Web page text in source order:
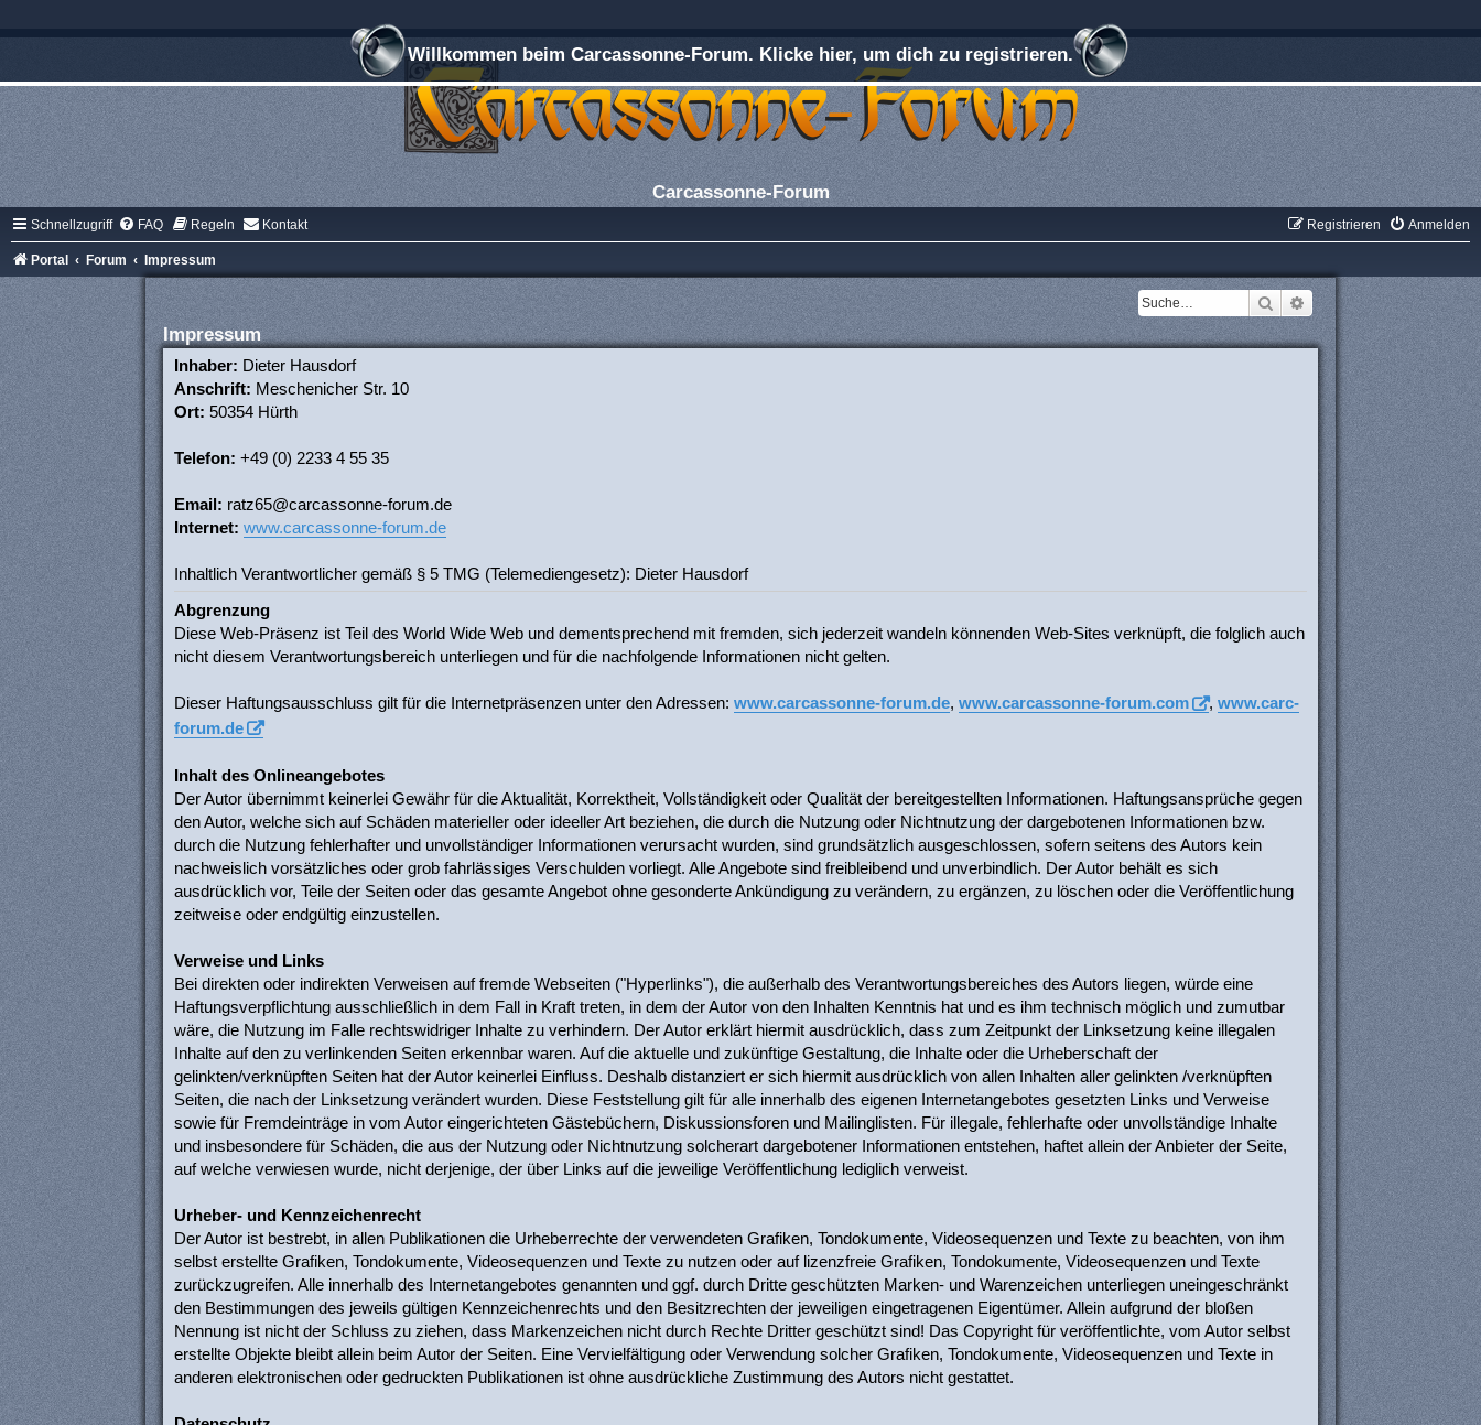
Willkommen beim Carcassonne-Forum. Klicke hier, um dich zu registrieren.
Carcassonne-Forum
Schnellzugriff FAQ Regeln Kontakt Anmelden
Registrieren
Portal Forum Impressum
Suche
Erweiterte Suche
Impressum
Inhaber: Dieter Hausdorf
Anschrift: Meschenicher Str. 10
Ort: 50354 Hürth
Telefon: +49 (0) 2233 4 55 35
Email: ratz65@carcassonne-forum.de
Internet: www.carcassonne-forum.de
Inhaltlich Verantwortlicher gemäß § 5 TMG (Telemediengesetz): Dieter Hausdorf
Abgrenzung
Diese Web-Präsenz ist Teil des World Wide Web und dementsprechend mit fremden, sich jederzeit wandeln könnenden Web-Sites verknüpft, die folglich auch
nicht diesem Verantwortungsbereich unterliegen und für die nachfolgende Informationen nicht gelten.
Dieser Haftungsausschluss gilt für die Internetpräsenzen unter den Adressen: www.carcassonne-forum.de, www.carcassonne-forum.com , www.carc-
forum.de
Inhalt des Onlineangebotes
Der Autor übernimmt keinerlei Gewähr für die Aktualität, Korrektheit, Vollständigkeit oder Qualität der bereitgestellten Informationen. Haftungsansprüche gegen
den Autor, welche sich auf Schäden materieller oder ideeller Art beziehen, die durch die Nutzung oder Nichtnutzung der dargebotenen Informationen bzw.
durch die Nutzung fehlerhafter und unvollständiger Informationen verursacht wurden, sind grundsätzlich ausgeschlossen, sofern seitens des Autors kein
nachweislich vorsätzliches oder grob fahrlässiges Verschulden vorliegt. Alle Angebote sind freibleibend und unverbindlich. Der Autor behält es sich
ausdrücklich vor, Teile der Seiten oder das gesamte Angebot ohne gesonderte Ankündigung zu verändern, zu ergänzen, zu löschen oder die Veröffentlichung
zeitweise oder endgültig einzustellen.
Verweise und Links
Bei direkten oder indirekten Verweisen auf fremde Webseiten ("Hyperlinks"), die außerhalb des Verantwortungsbereiches des Autors liegen, würde eine
Haftungsverpflichtung ausschließlich in dem Fall in Kraft treten, in dem der Autor von den Inhalten Kenntnis hat und es ihm technisch möglich und zumutbar
wäre, die Nutzung im Falle rechtswidriger Inhalte zu verhindern. Der Autor erklärt hiermit ausdrücklich, dass zum Zeitpunkt der Linksetzung keine illegalen
Inhalte auf den zu verlinkenden Seiten erkennbar waren. Auf die aktuelle und zukünftige Gestaltung, die Inhalte oder die Urheberschaft der
gelinkten/verknüpften Seiten hat der Autor keinerlei Einfluss. Deshalb distanziert er sich hiermit ausdrücklich von allen Inhalten aller gelinkten /verknüpften
Seiten, die nach der Linksetzung verändert wurden. Diese Feststellung gilt für alle innerhalb des eigenen Internetangebotes gesetzten Links und Verweise
sowie für Fremdeinträge in vom Autor eingerichteten Gästebüchern, Diskussionsforen und Mailinglisten. Für illegale, fehlerhafte oder unvollständige Inhalte
und insbesondere für Schäden, die aus der Nutzung oder Nichtnutzung solcherart dargebotener Informationen entstehen, haftet allein der Anbieter der Seite,
auf welche verwiesen wurde, nicht derjenige, der über Links auf die jeweilige Veröffentlichung lediglich verweist.
Urheber- und Kennzeichenrecht
Der Autor ist bestrebt, in allen Publikationen die Urheberrechte der verwendeten Grafiken, Tondokumente, Videosequenzen und Texte zu beachten, von ihm
selbst erstellte Grafiken, Tondokumente, Videosequenzen und Texte zu nutzen oder auf lizenzfreie Grafiken, Tondokumente, Videosequenzen und Texte
zurückzugreifen. Alle innerhalb des Internetangebotes genannten und ggf. durch Dritte geschützten Marken- und Warenzeichen unterliegen uneingeschränkt
den Bestimmungen des jeweils gültigen Kennzeichenrechts und den Besitzrechten der jeweiligen eingetragenen Eigentümer. Allein aufgrund der bloßen
Nennung ist nicht der Schluss zu ziehen, dass Markenzeichen nicht durch Rechte Dritter geschützt sind! Das Copyright für veröffentlichte, vom Autor selbst
erstellte Objekte bleibt allein beim Autor der Seiten. Eine Vervielfältigung oder Verwendung solcher Grafiken, Tondokumente, Videosequenzen und Texte in
anderen elektronischen oder gedruckten Publikationen ist ohne ausdrückliche Zustimmung des Autors nicht gestattet.